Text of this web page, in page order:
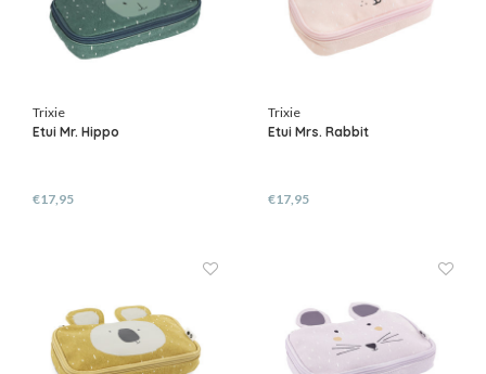
Trixie
Etui Mr. Hippo
€17,95
Trixie
Etui Mrs. Rabbit
€17,95